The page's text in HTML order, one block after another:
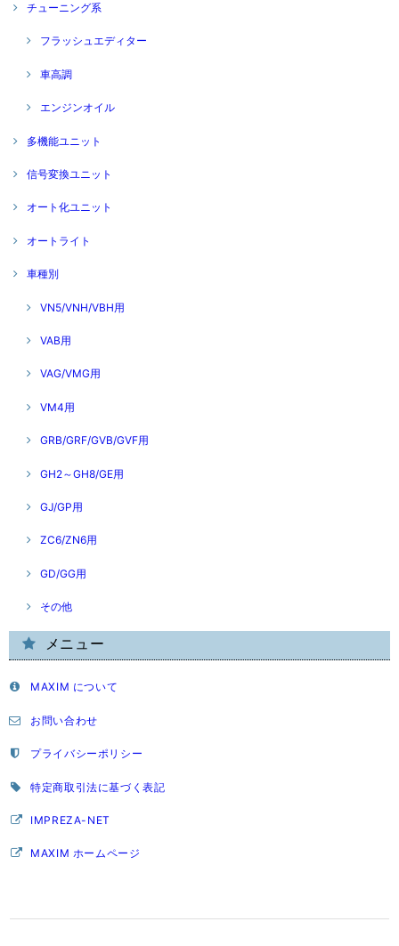
チューニング系
フラッシュエディター
車高調
エンジンオイル
多機能ユニット
信号変換ユニット
オート化ユニット
オートライト
車種別
VN5/VNH/VBH用
VAB用
VAG/VMG用
VM4用
GRB/GRF/GVB/GVF用
GH2～GH8/GE用
GJ/GP用
ZC6/ZN6用
GD/GG用
その他
メニュー
MAXIM について
お問い合わせ
プライバシーポリシー
特定商取引法に基づく表記
IMPREZA-NET
MAXIM ホームページ